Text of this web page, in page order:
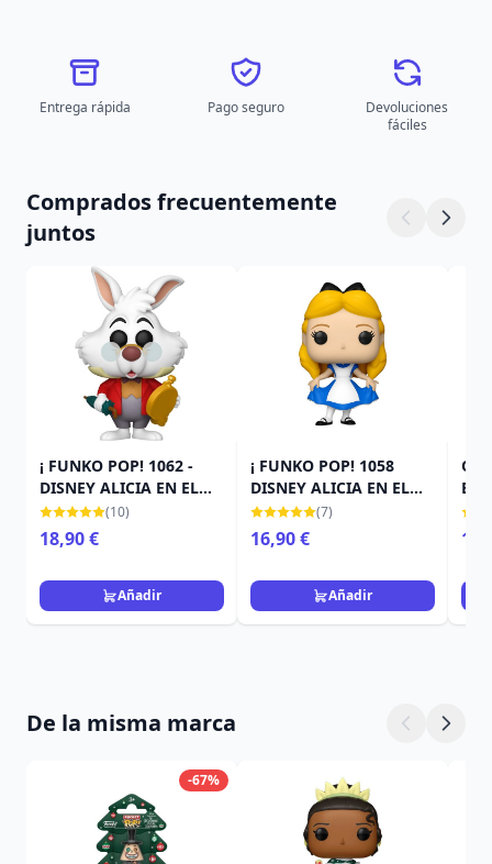
Entrega rápida Pago seguro
Devoluciones
fáciles
Comprados frecuentemente
juntos
¡ FUNKO POP! 1062 -
DISNEY ALICIA EN EL
PAÍS DE LAS
MARAVILLAS - EL
CONEJO BLANCO
(10)
18,90 €
Añadir
¡ FUNKO POP! 1058
DISNEY ALICIA EN EL
PAÍS DE LAS
MARAVILLAS - ALICIA
REVERENCIA
(7)
16,90 €
Añadir
De la misma marca
-67%